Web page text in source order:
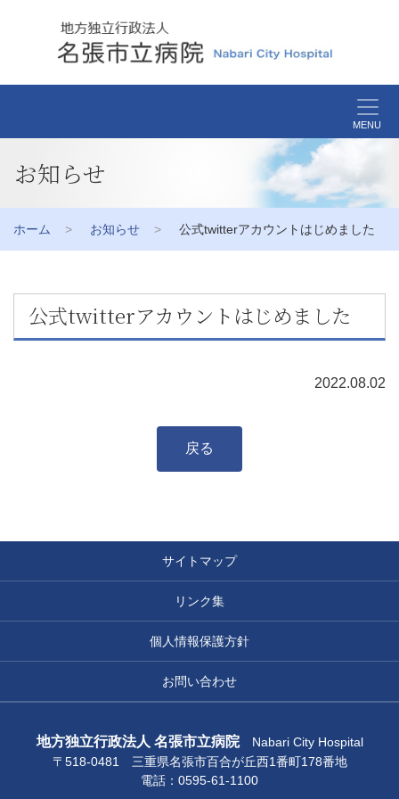
MENU
お知らせ
ホーム お知らせ 公式twitterアカウントはじめました
公式twitterアカウントはじめました
2022.08.02
戻る
サイトマップ
リンク集
個人情報保護方針
お問い合わせ
地方独立行政法人 名張市立病院Nabari City Hospital
〒518-0481 三重県名張市百合が丘西1番町178番地
電話：0595-61-1100